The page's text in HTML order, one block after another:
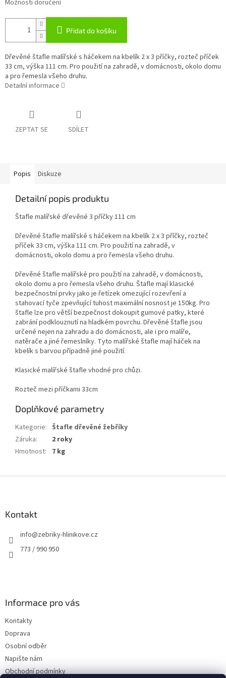
Možnosti doručení
Přidat do košíku
Dřevěné štafle malířské s háčekem na kbelík 2 x 3 příčky, rozteč příček
33 cm, výška 111 cm. Pro použití na zahradě, v domácnosti, okolo domu
a pro řemesla všeho druhu.
Detailní informace
ZEPTAT SE SDÍLET
Popis Diskuze
Detailní popis produktu
Štafle malířské dřevěné 3 příčky 111 cm
Dřevěné štafle malířské s háčekem na kbelík 2 x 3 příčky, rozteč
příček 33 cm, výška 111 cm. Pro použití na zahradě, v
domácnosti, okolo domu a pro řemesla všeho druhu.
Dřevěné štafle malířské pro použití na zahradě, v domácnosti,
okolo domu a pro řemesla všeho druhu. Štafle mají klasické
bezpečnostní prvky jako je řetízek omezující rozevření a
stahovací tyče zpevňující tuhost maximální nosnost je 150kg. Pro
štafle lze pro větší bezpečnost dokoupit gumové patky, které
zabrání podklouznutí na hladkém povrchu. Dřevěné štafle jsou
určené nejen na zahradu a do domácnosti, ale i pro malíře,
natěrače a jiné řemeslníky. Tyto malířské štafle mají háček na
kbelík s barvou případně jiné použití.
Klasické malířské štafle vhodné pro chůzi.
Rozteč mezi příčkami 33cm
Doplňkové parametry
Kategorie: Štafle dřevěné žebříky
Záruka:
2 roky
Hmotnost: 7 kg
Kontakt
info@zebriky-hlinikove.cz
773 / 990 950
Informace pro vás
Kontakty
Doprava
Osobní odběr
Napište nám
Obchodní podmínky